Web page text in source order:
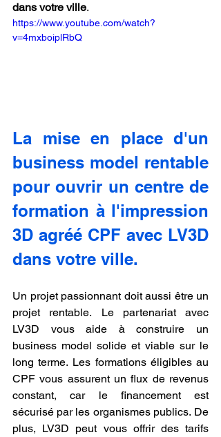
dans votre ville.
https://www.youtube.com/watch?
v=4mxboiplRbQ
La mise en place d'un
business model rentable
pour ouvrir un centre de
formation à l'impression
3D agréé CPF avec LV3D
dans votre ville.
Un projet passionnant doit aussi être un
projet rentable. Le partenariat avec
LV3D vous aide à construire un
business model solide et viable sur le
long terme. Les formations éligibles au
CPF vous assurent un flux de revenus
constant, car le financement est
sécurisé par les organismes publics. De
plus, LV3D peut vous offrir des tarifs